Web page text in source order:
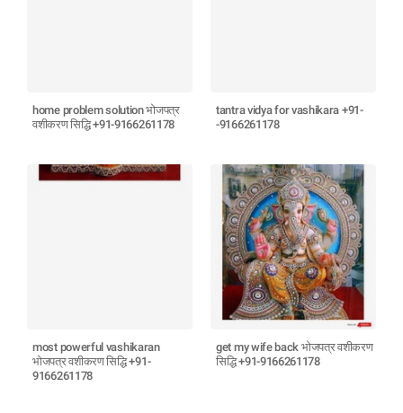
home problem solution भोजपत्र
वशीकरण सिद्धि +91-9166261178
tantra vidya for vashikara +91-
-9166261178
most powerful vashikaran
भोजपत्र वशीकरण सिद्धि +91-
9166261178
get my wife back भोजपत्र वशीकरण
सिद्धि +91-9166261178